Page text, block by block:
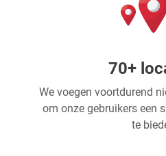
70+
We voegen voortdurend
om onze gebruikers een
te